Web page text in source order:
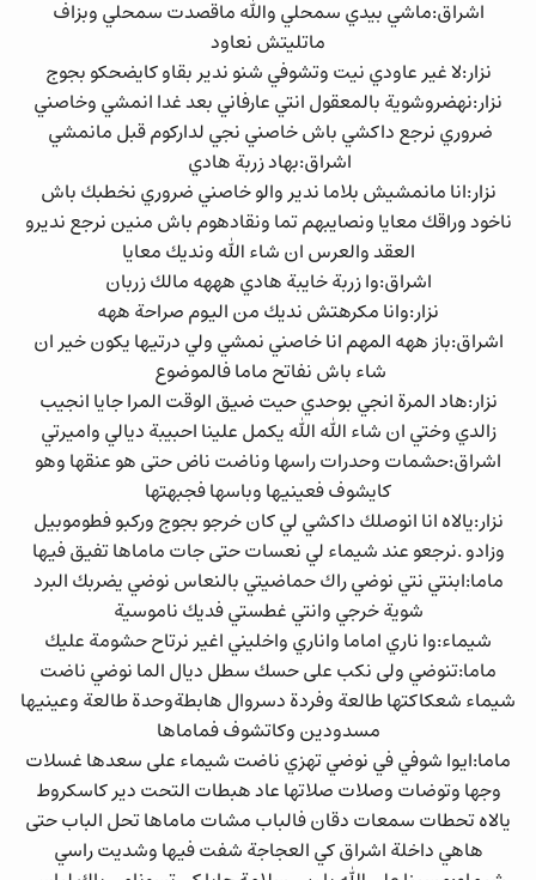
اشراق:ماشي بيدي سمحلي والله ماقصدت سمحلي وبزاف
ماتليتش نعاود
نزار:لا غير عاودي نيت وتشوفي شنو ندير بقاو كايضحكو بجوج
نزار:نهضروشوية بالمعقول انتي عارفاني بعد غدا انمشي وخاصني
ضروري نرجع داكشي باش خاصني نجي لداركوم قبل مانمشي
اشراق:بهاد زربة هادي
نزار:انا مانمشيش بلاما ندير والو خاصني ضروري نخطبك باش
ناخود وراقك معايا ونصايبهم تما ونقادهوم باش منين نرجع نديرو
العقد والعرس ان شاء الله ونديك معايا
اشراق:وا زربة خايبة هادي هههه مالك زربان
نزار:وانا مكرهتش نديك من اليوم صراحة ههه
اشراق:باز ههه المهم انا خاصني نمشي ولي درتيها يكون خير ان
شاء باش نفاتح ماما فالموضوع
نزار:هاد المرة انجي بوحدي حيت ضيق الوقت المرا جايا انجيب
زالدي وختي ان شاء الله الله يكمل علينا احبيبة ديالي واميرتي
اشراق:حشمات وحدرات راسها وناضت ناض حتى هو عنقها وهو
كايشوف فعينيها وباسها فجبهتها
نزار:يالاه انا انوصلك داكشي لي كان خرجو بجوج وركبو فطوموبيل
وزادو .نرجعو عند شيماء لي نعسات حتى جات ماماها تفيق فيها
ماما:ابنتي نتي نوضي راك حماضيتي بالنعاس نوضي يضربك البرد
شوية خرجي وانتي غطستي فديك ناموسية
شيماء:وا ناري اماما واناري واخليني اغير نرتاح حشومة عليك
ماما:تنوضي ولى نكب على حسك سطل ديال الما نوضي ناضت
شيماء شعكاكتها طالعة وفردة دسروال هابطةوحدة طالعة وعينيها
مسدودين وكاتشوف فماماها
ماما:ايوا شوفي في نوضي تهزي ناضت شيماء على سعدها غسلات
وجها وتوضات وصلات صلاتها عاد هبطات التحت دير كاسكروط
يالاه تحطات سمعات دقان فالباب مشات ماماها تحل الباب حتى
هاهي داخلة اشراق كي العجاجة شفت فيها وشديت راسي